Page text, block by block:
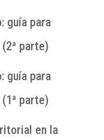
guía para
parte)
guía para
parte)
en la